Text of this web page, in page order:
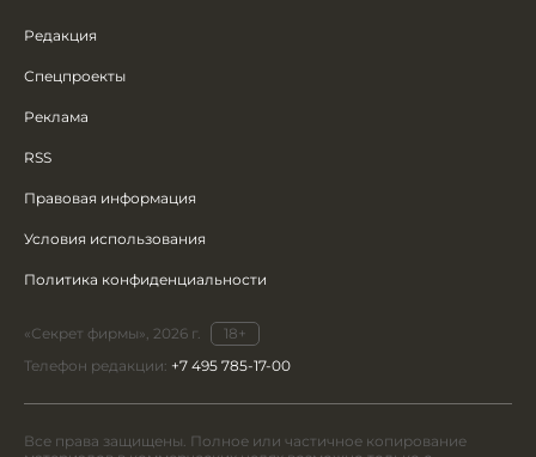
Редакция
Спецпроекты
Реклама
RSS
Правовая информация
Условия использования
Политика конфиденциальности
«Секрет фирмы», 2026 г.
18+
Телефон редакции: +7 495 785-17-00
Все права защищены. Полное или частичное копирование